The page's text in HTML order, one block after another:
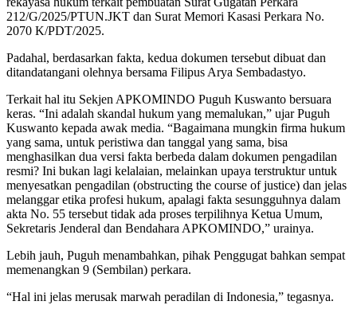
212/G/2025/PTUN.JKT dan Surat Memori Kasasi Perkara No.
2070 K/PDT/2025.
Padahal, berdasarkan fakta, kedua dokumen tersebut dibuat dan
ditandatangani olehnya bersama Filipus Arya Sembadastyo.
Terkait hal itu Sekjen APKOMINDO Puguh Kuswanto bersuara
keras. “Ini adalah skandal hukum yang memalukan,” ujar Puguh
Kuswanto kepada awak media. “Bagaimana mungkin firma hukum
yang sama, untuk peristiwa dan tanggal yang sama, bisa
menghasilkan dua versi fakta berbeda dalam dokumen pengadilan
resmi? Ini bukan lagi kelalaian, melainkan upaya terstruktur untuk
menyesatkan pengadilan (obstructing the course of justice) dan jelas
melanggar etika profesi hukum, apalagi fakta sesungguhnya dalam
akta No. 55 tersebut tidak ada proses terpilihnya Ketua Umum,
Sekretaris Jenderal dan Bendahara APKOMINDO,” urainya.
Lebih jauh, Puguh menambahkan, pihak Penggugat bahkan sempat
memenangkan 9 (Sembilan) perkara.
“Hal ini jelas merusak marwah peradilan di Indonesia,” tegasnya.